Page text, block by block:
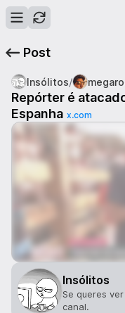
Post
Insólitos/
Repórter é
Espanha x.com
Insólitos
Se queres
canal.